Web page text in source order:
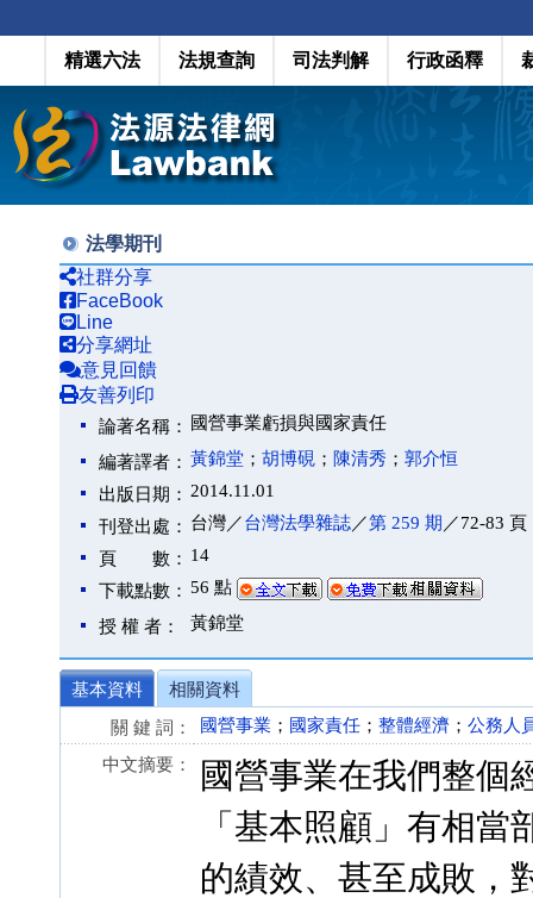
精選六法 法規查詢 司法判解 行政函釋
法學期刊
社群分享
FaceBook
Line
分享網址
意見回饋
友善列印
論著名稱： 國營事業虧損與國家責任
編著譯者： 黃錦堂 ； 胡博硯 ； 陳清秀 ； 郭介恒
出版日期： 2014.11.01
刊登出處： 台灣／台灣法學雜誌／第 259 期 ／72-83 頁
頁 數： 14
下載點數： 56 點
授 權 者： 黃錦堂
基本資料
相關資料
關 鍵 詞：
國營事業 ； 國家責任 ； 整體經濟 ； 公務人
中文摘要：
國營事業在我們整個
「基本照顧」有相
的績效、甚至成敗，